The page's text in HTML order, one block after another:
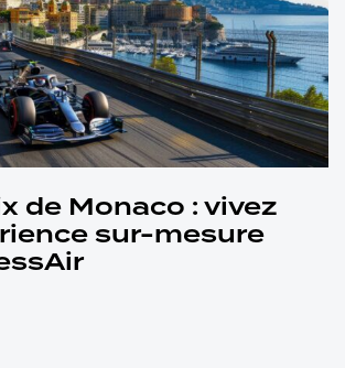
de Monaco : vivez
sur-mesure